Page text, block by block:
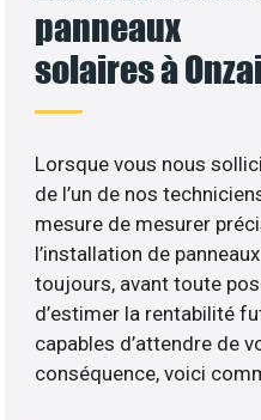
panneaux
solaires à
Lorsque vous nous
de l’un de nos
mesure de mesurer
l’installation de
toujours, avant toute
d’estimer la rentabilité
capables d’attendre de
conséquence, voici